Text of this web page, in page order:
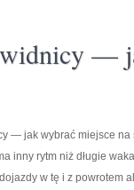
—
— jak wybrać miejsce
inny rytm niż długie
w tę i z powrotem